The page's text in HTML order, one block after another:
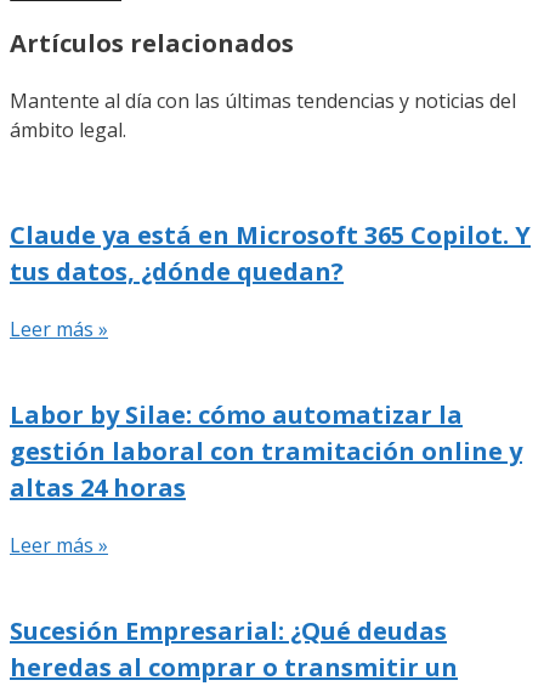
Artículos relacionados
Mantente al día con las últimas tendencias y noticias del
ámbito legal.
Claude ya está en Microsoft 365 Copilot. Y
tus datos, ¿dónde quedan?
Leer más »
Labor by Silae: cómo automatizar la
gestión laboral con tramitación online y
altas 24 horas
Leer más »
Sucesión Empresarial: ¿Qué deudas
heredas al comprar o transmitir un